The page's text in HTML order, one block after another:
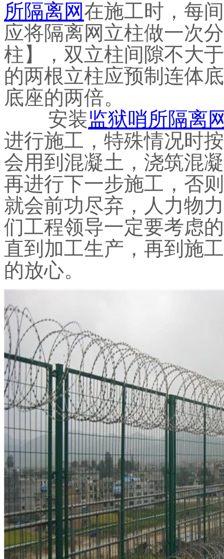
所隔离网在施工时，每
应将隔离网立柱做一次
柱】，双立柱间隙不大
的两根立柱应预制连体
底座的两倍。
安装监狱哨所隔离
进行施工，特殊情况时
会用到混凝土，浇筑混
再进行下一步施工，否
就会前功尽弃，人力物
们工程领导一定要考虑
直到加工生产，再到施
的放心。